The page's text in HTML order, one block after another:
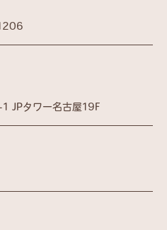
JPタワー名古屋19F